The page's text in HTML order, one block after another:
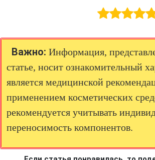
Важно: Информация,
статье, носит ознакомительный
является медицинской
применением косметических
рекомендуется учитывать
переносимость компонентов.